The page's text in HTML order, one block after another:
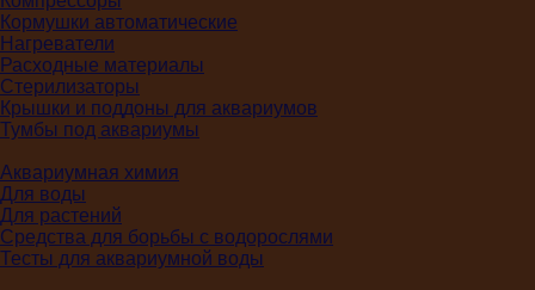
Кормушки автоматические
Нагреватели
Расходные материалы
Стерилизаторы
Крышки и поддоны для аквариумов
Тумбы под аквариумы
Аквариумная химия
Для воды
Для растений
Средства для борьбы с водорослями
Тесты для аквариумной воды